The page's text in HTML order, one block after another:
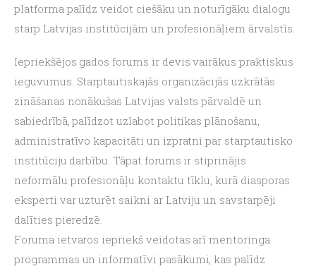
platforma palīdz veidot ciešāku un noturīgāku dialogu
starp Latvijas institūcijām un profesionāļiem ārvalstīs.
Iepriekšējos gados forums ir devis vairākus praktiskus
ieguvumus. Starptautiskajās organizācijās uzkrātās
zināšanas nonākušas Latvijas valsts pārvaldē un
sabiedrībā, palīdzot uzlabot politikas plānošanu,
administratīvo kapacitāti un izpratni par starptautisko
institūciju darbību. Tāpat forums ir stiprinājis
neformālu profesionāļu kontaktu tīklu, kurā diasporas
eksperti var uzturēt saikni ar Latviju un savstarpēji
dalīties pieredzē.
Foruma ietvaros iepriekš veidotas arī mentoringa
programmas un informatīvi pasākumi, kas palīdz